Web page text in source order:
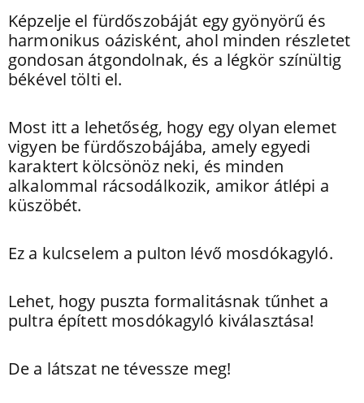
Képzelje el fürdőszobáját egy gyönyörű és
harmonikus oázisként, ahol minden részletet
gondosan átgondolnak, és a légkör színültig
békével tölti el.
Most itt a lehetőség, hogy egy olyan elemet
vigyen be fürdőszobájába, amely egyedi
karaktert kölcsönöz neki, és minden
alkalommal rácsodálkozik, amikor átlépi a
küszöbét.
Ez a kulcselem a pulton lévő mosdókagyló.
Lehet, hogy puszta formalitásnak tűnhet a
pultra épített mosdókagyló kiválasztása!
De a látszat ne tévessze meg!